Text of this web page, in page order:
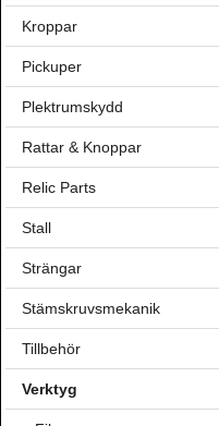
Kroppar
Pickuper
Plektrumskydd
Rattar & Knoppar
Relic Parts
Stall
Strängar
Stämskruvsmekanik
Tillbehör
Verktyg